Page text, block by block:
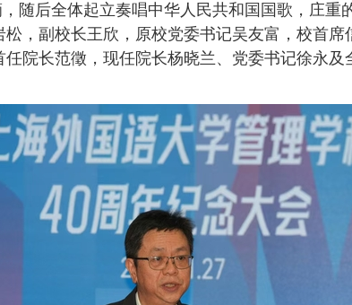
随后全体起立奏唱中华人民共和国国歌，庄
，副校长王欣，原校党委书记吴友富，校首
院长范徵，现任院长杨晓兰、党委书记徐永